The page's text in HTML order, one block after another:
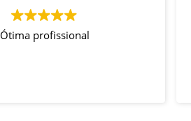
Ótima profissional